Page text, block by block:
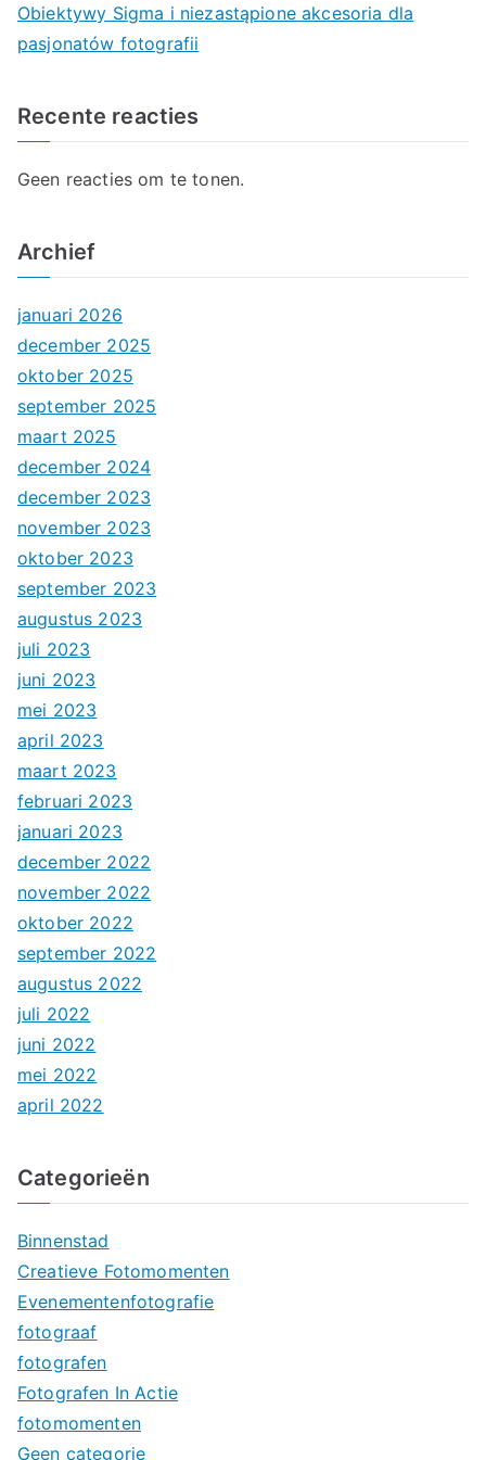
Obiektywy Sigma i niezastąpione akcesoria dla
pasjonatów fotografii
Recente reacties
Geen reacties om te tonen.
Archief
januari 2026
december 2025
oktober 2025
september 2025
maart 2025
december 2024
december 2023
november 2023
oktober 2023
september 2023
augustus 2023
juli 2023
juni 2023
mei 2023
april 2023
maart 2023
februari 2023
januari 2023
december 2022
november 2022
oktober 2022
september 2022
augustus 2022
juli 2022
juni 2022
mei 2022
april 2022
Categorieën
Binnenstad
Creatieve Fotomomenten
Evenementenfotografie
fotograaf
fotografen
Fotografen In Actie
fotomomenten
Geen categorie